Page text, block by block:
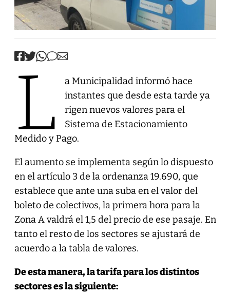
L
a Municipalidad informó hace
instantes que desde esta tarde ya
rigen nuevos valores para el
Sistema de Estacionamiento
Medido y Pago.
El aumento se implementa según lo dispuesto
en el artículo 3 de la ordenanza 19.690, que
establece que ante una suba en el valor del
boleto de colectivos, la primera hora para la
Zona A valdrá el 1,5 del precio de ese pasaje. En
tanto el resto de los sectores se ajustará de
acuerdo a la tabla de valores.
De esta manera, la tarifa para los distintos
sectores es la siguiente: